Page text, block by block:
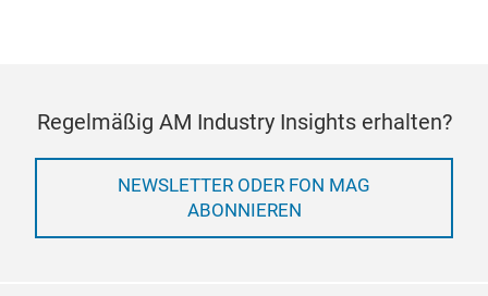
Regelmäßig AM Industry Insights erhalten?
NEWSLETTER ODER FON MAG
ABONNIEREN